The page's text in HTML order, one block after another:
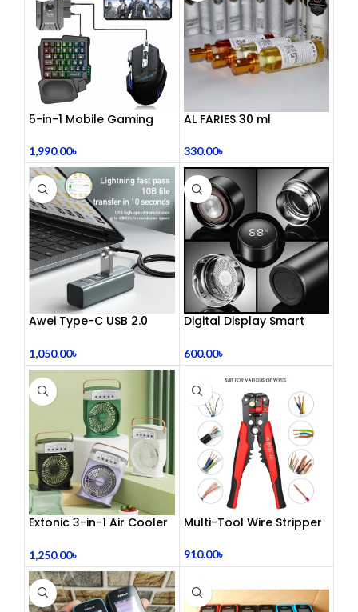
5-in-1 Mobile Gaming
1,990.00৳
AL FARIES 30 ml
330.00৳
Awei Type-C USB 2.0
1,050.00৳
Digital Display Smart
600.00৳
Extonic 3-in-1 Air Cooler
1,250.00৳
Multi-Tool Wire Stripper
910.00৳